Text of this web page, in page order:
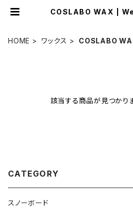
COSLABO WAX |
HOME ワックス COSLABO
該当する商品が見つかり
CATEGORY
スノーボード